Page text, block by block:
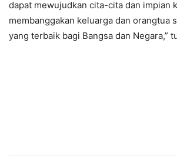
dapat mewujudkan cita-cita dan impian
membanggakan keluarga dan orangtua
yang terbaik bagi Bangsa dan Negara,”